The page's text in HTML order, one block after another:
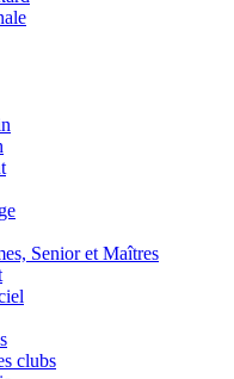
Senior et Maîtres
clubs